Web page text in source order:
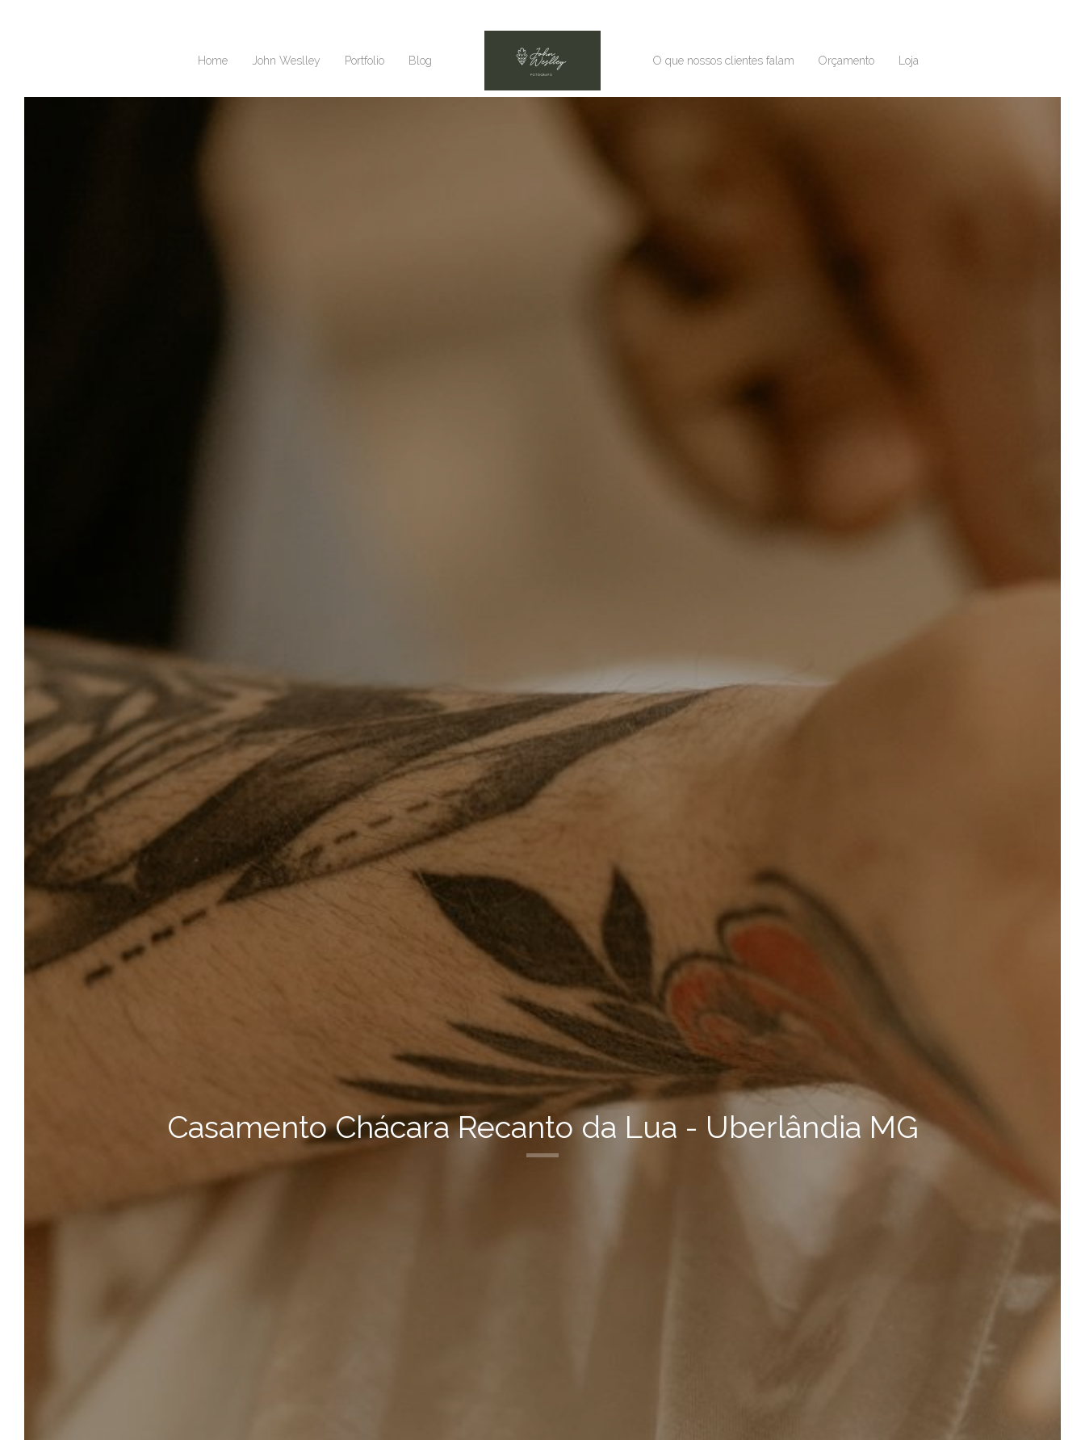
Home John Weslley Portfolio Blog O que nossos clientes falam Orçamento Loja
Casamento Chácara Recanto da Lua - Uberlândia MG